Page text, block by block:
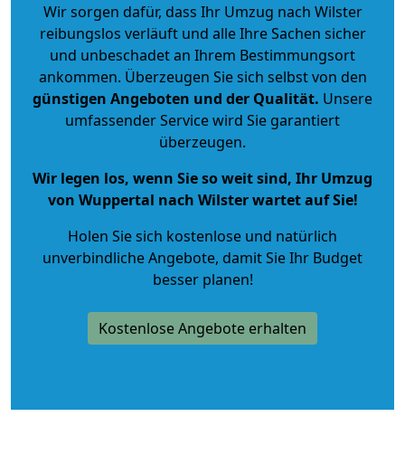
Wir sorgen dafür, dass Ihr Umzug nach Wilster
reibungslos verläuft und alle Ihre Sachen sicher
und unbeschadet an Ihrem Bestimmungsort
ankommen. Überzeugen Sie sich selbst von den
günstigen Angeboten und der Qualität. Unsere
umfassender Service wird Sie garantiert
überzeugen.
Wir legen los, wenn Sie so weit sind, Ihr Umzug
von Wuppertal nach Wilster wartet auf Sie!
Holen Sie sich kostenlose und natürlich
unverbindliche Angebote, damit Sie Ihr Budget
besser planen!
Kostenlose Angebote erhalten